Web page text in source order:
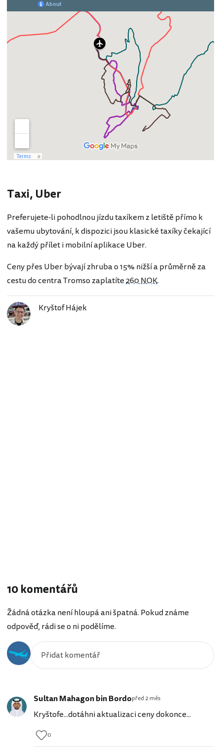
Taxi, Uber
Preferujete-li pohodlnou jízdu taxíkem z letiště přímo k
vašemu ubytování, k dispozici jsou klasické taxíky čekající
na každý přílet i mobilní aplikace Uber.
Ceny přes Uber bývají zhruba o 15% nižší a průměrně za
cestu do centra Tromso zaplatíte260 NOK.
Kryštof Hájek
10 komentářů
Žádná otázka není hloupá ani špatná. Pokud známe
odpověď, rádi se o ni podělíme.
Sultan Mahagon bin Bordopřed 2 měs
Kryštofe...dotáhni aktualizaci ceny dokonce...
0